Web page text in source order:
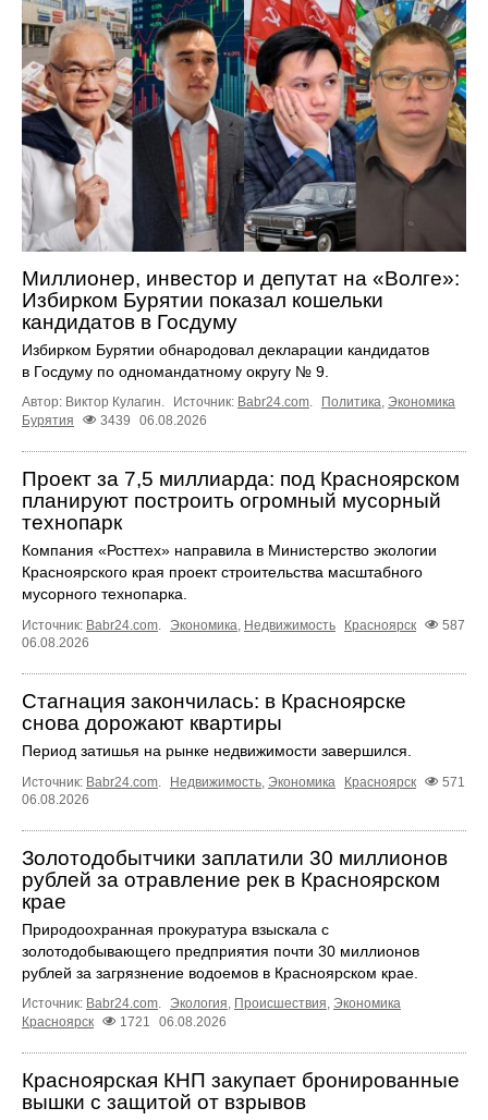
Миллионер, инвестор и депутат на «Волге»:
Избирком Бурятии показал кошельки
кандидатов в Госдуму
Избирком Бурятии обнародовал декларации кандидатов
в Госдуму по одномандатному округу № 9.
Автор: Виктор Кулагин. Источник: Babr24.com Политика Экономика
Бурятия
3439 06.08.2026
Проект за 7,5 миллиарда: под Красноярском
планируют построить огромный мусорный
технопарк
Компания «Росттех» направила в Министерство экологии
Красноярского края проект строительства масштабного
мусорного технопарка.
Источник: Babr24.com Экономика Недвижимость Красноярск
587
06.08.2026
Стагнация закончилась: в Красноярске
снова дорожают квартиры
Период затишья на рынке недвижимости завершился.
Источник: Babr24.com. Недвижимость, Экономика Красноярск
571
06.08.2026
Золотодобытчики заплатили 30 миллионов
рублей за отравление рек в Красноярском
крае
Природоохранная прокуратура взыскала с
золотодобывающего предприятия почти 30 миллионов
рублей за загрязнение водоемов в Красноярском крае.
Источник: Babr24.com. Экология, Происшествия, Экономика
Красноярск
1721 06.08.2026
Красноярская КНП закупает бронированные
вышки с защитой от взрывов